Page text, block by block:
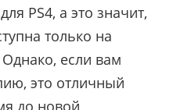
для PS4, а это значит,
только на
если вам
это отличный